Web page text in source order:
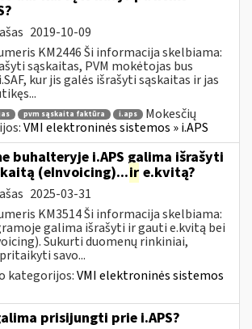
2019-10-09
KM2446 Ši informacija skelbiama:
sąskaitas, PVM mokėtojas bus
kur jis galės išrašyti sąskaitas ir jas
pvm sąskaita faktūra i.aps
Mokesčių
VMI elektroninės sistemos » i.APS
buhalteryje i.APS galima išrašyti
(eInvoicing)...ir e.kvitą?
2025-03-31
KM3514 Ši informacija skelbiama:
galima išrašyti ir gauti e.kvitą bei
Sukurti duomenų rinkiniai,
savo...
kategorijos:VMI elektroninės sistemos
prisijungti prie i.APS?